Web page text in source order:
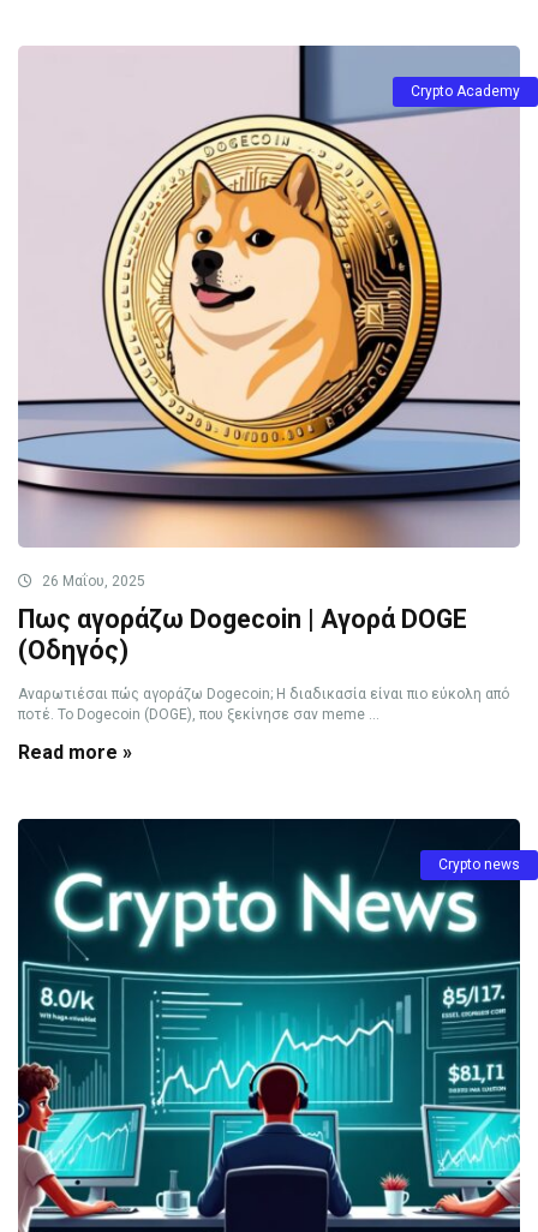
Crypto Academy
26 Μαΐου, 2025
Πως αγοράζω Dogecoin | Αγορά DOGE
(Οδηγός)
Αναρωτιέσαι πώς αγοράζω Dogecoin; Η διαδικασία είναι πιο εύκολη από
ποτέ. Το Dogecoin (DOGE), που ξεκίνησε σαν meme ...
Read more »
Crypto news